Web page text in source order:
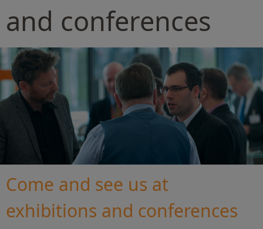
and conferences
Come and see us at
exhibitions and conferences